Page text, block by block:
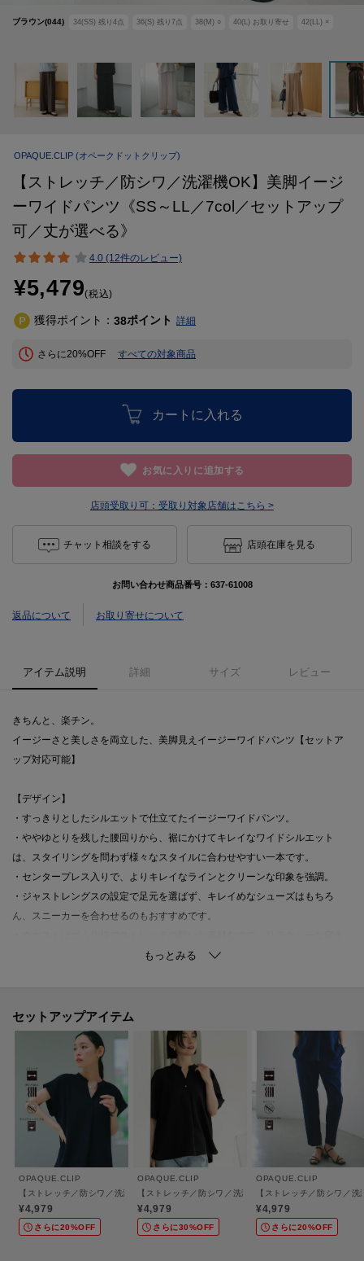
ブラウン(044) 34(SS) 残り 4点 36(S) 残り 7点 38(M) ○ 40(L) お取り寄せ 42(LL) ×
OPAQUE.CLIP (オペークドットクリップ)
【ストレッチ／防シワ／洗濯機OK】美脚イージ
ーワイドパンツ《SS～LL／7col／セットアップ
可／丈が選べる》
4.0 (12件のレビュー)
¥5,479(税込)
獲得ポイント： 38ポイント 詳細
さらに20%OFF すべての対象商品
カートに入れる
お気に入りに追加する
店頭受取り可： 受取り対象店舗はこちら >
チャット相談をする 店頭在庫を見る
お問い合わせ商品番号： 637-61008
返品について お取り寄せについて
アイテム説明 詳細 サイズ レビュー
きちんと、楽チン。
イージーさと美しさを両立した、美脚見えイージーワイドパンツ【セットア
ップ対応可能】
【デザイン】
・すっきりとしたシルエットで仕立てたイージーワイドパンツ。
・ややゆとりを残した腰回りから、裾にかけてキレイなワイドシルエット
は、スタイリングを問わず様々なスタイルに合わせやすい一本です。
・センタープレス入りで、よりキレイなラインとクリーンな印象を強調。
・ジャストレングスの設定で足元を選ばず、キレイめなシューズはもちろ
ん、スニーカーを合わせるのもおすすめです。
※同素材でテーパードパンツ（637-61007）もございます。
※同素材のデザインブラウス（637-85055）とのセットアップでの着用もお
【素材】
・マットな質感とドライなタッチがポイントの梳毛（そもう）調素材を使
用。
・程よい厚みのドライな素材感は、シーズンを選ばず着用が可能です。
・身体のラインを拾い過ぎず、しっかりストレッチが効いているので着心地
も快適です。
・クリーンできちんと感がありながら、お手入れがしやすい防シワ機能付
き。
セットアップアイテム
OPAQUE.CLIP
【ストレッチ／防シワ／洗濯機OK】スキッパーブラウス《SS～LL／5col／セットアッ
¥4,979
さらに20%OFF
OPAQUE.CLIP
【ストレッチ／防シワ／洗濯機OK】タックスリーブブ
¥4,979
さらに30%OFF
OPAQUE.CLIP
【ストレッチ／防シワ／
¥4,979
さらに20%OFF